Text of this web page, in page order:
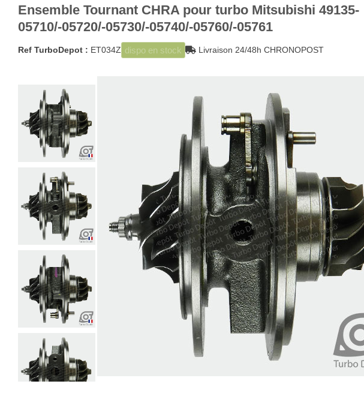
Ensemble Tournant CHRA pour turbo Mitsubishi 49135-
05710/-05720/-05730/-05740/-05760/-05761
Ref TurboDepot : ET034Z dispo en stock Livraison 24/48h CHRONOPOST